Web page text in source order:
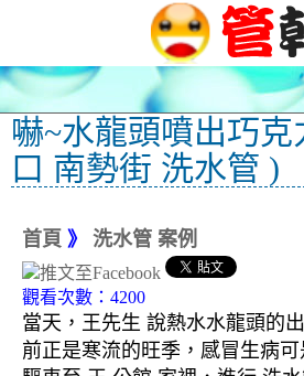
嚇~水龍頭噴出巧克
口 南勢街 洗水管 )
首頁 》 洗水管 案例
觀看次數：4200
當天，王先生 說熱水水龍頭的
前正是寒流的旺季，感冒生病可